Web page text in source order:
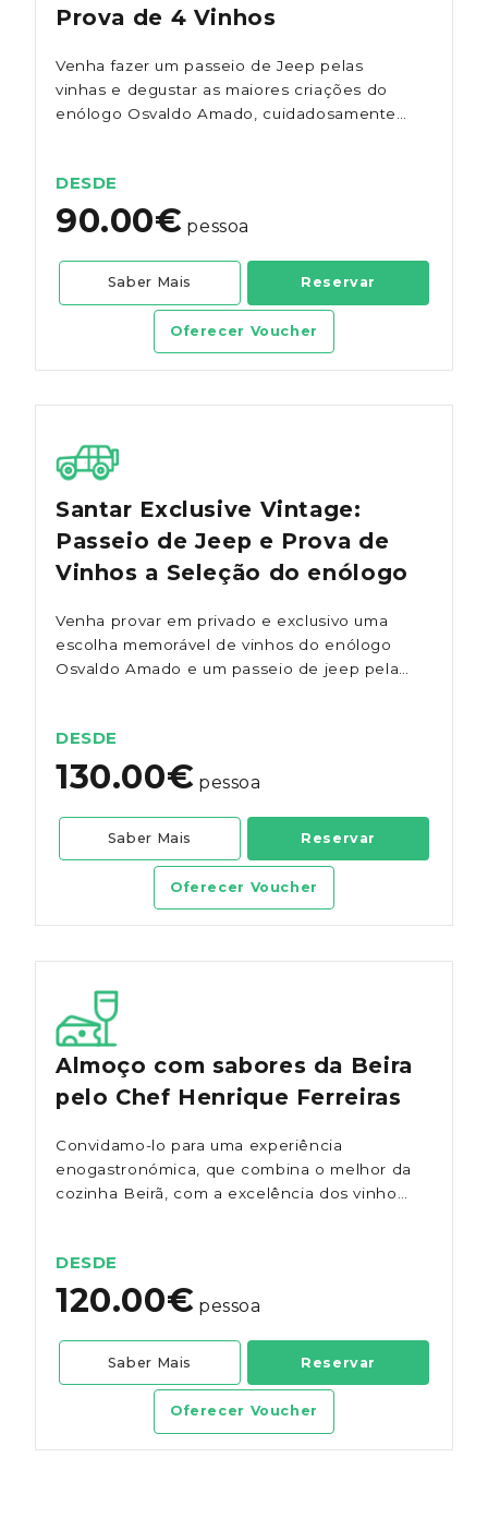
Prova de 4 Vinhos
Venha fazer um passeio de Jeep pelas
vinhas e degustar as maiores criações do
enólogo Osvaldo Amado, cuidadosamente
DESDE
90.00€ pessoa
Saber Mais Reservar
Oferecer Voucher
Santar Exclusive Vintage:
Passeio de Jeep e Prova de
Vinhos a Seleção do enólogo
Venha provar em privado e exclusivo uma
escolha memorável de vinhos do enólogo
Osvaldo Amado e um passeio de jeep pelas
DESDE
130.00€ pessoa
Saber Mais Reservar
Oferecer Voucher
Almoço com sabores da Beira
pelo Chef Henrique Ferreiras
Convidamo-lo para uma experiência
enogastronómica, que combina o melhor da
cozinha Beirã, com a excelência dos vinhos
DESDE
120.00€ pessoa
Saber Mais Reservar
Oferecer Voucher